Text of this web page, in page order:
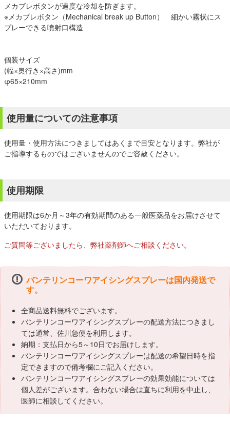
メカブレボタンが過度な冷却を防ぎます。
※メカブレボタン（Mechanical break up Button） 細かい霧状にス
プレーできる噴射口構造
個装サイズ
(幅×奥行き×高さ)mm
φ65×210mm
使用量についての注意事項
使用量・使用方法につきましてはあくまで目安となります。弊社が
ご指導するものではございませんのでご容赦ください。
使用期限
使用期限は6か月～3年の有効期間のある一般医薬品をお届けさせて
いただいております。
ご質問等ございましたら、弊社薬剤師へご相談ください。
バンテリンコーワアイシングスプレーは国内発送で
す。
全商品送料無料でございます。
バンテリンコーワアイシングスプレーの配送方法につきまし
ては通常、佐川急便を利用します。
納期：支払日から5～10日でお届けします。
バンテリンコーワアイシングスプレーは配送の希望日時を指
定できますので備考欄にご記入ください。
バンテリンコーワアイシングスプレーの効果効能については
個人差がございます。合わない場合は直ちに利用を中止し、
医師に相談してください。